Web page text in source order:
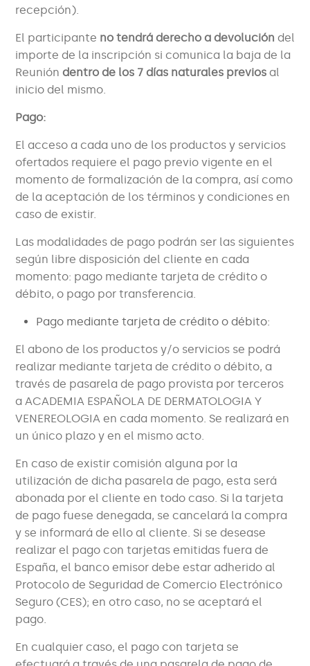
recepción).
El participante no tendrá derecho a devolución del
importe de la inscripción si comunica la baja de la
Reunión dentro de los 7 días naturales previosal
inicio del mismo.
Pago:
El acceso a cada uno de los productos y servicios
ofertados requiere el pago previo vigente en el
momento de formalización de la compra, así como
de la aceptación de los términos y condiciones en
caso de existir.
Las modalidades de pago podrán ser las siguientes
según libre disposición del cliente en cada
momento: pago mediante tarjeta de crédito o
débito, o pago por transferencia.
Pago mediante tarjeta de crédito o débito:
El abono de los productos y/o servicios se podrá
realizar mediante tarjeta de crédito o débito, a
través de pasarela de pago provista por terceros
a ACADEMIA ESPAÑOLA DE DERMATOLOGIA Y
VENEREOLOGIA en cada momento. Se realizará en
un único plazo y en el mismo acto.
En caso de existir comisión alguna por la
utilización de dicha pasarela de pago, esta será
abonada por el cliente en todo caso. Si la tarjeta
de pago fuese denegada, se cancelará la compra
y se informará de ello al cliente. Si se desease
realizar el pago con tarjetas emitidas fuera de
España, el banco emisor debe estar adherido al
Protocolo de Seguridad de Comercio Electrónico
Seguro (CES); en otro caso, no se aceptará el
pago.
En cualquier caso, el pago con tarjeta se